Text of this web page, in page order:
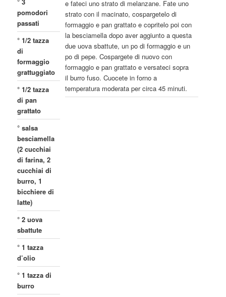
pomodori
passati
° 1/2 tazza
di
formaggio
grattuggiato
° 1/2 tazza
di pan
grattato
° salsa
besciamella
(2 cucchiai
di farina, 2
cucchiai di
burro, 1
bicchiere di
latte)
° 2 uova
sbattute
° 1 tazza
d’olio
° 1 tazza di
burro
e fateci uno strato di melanzane. Fate uno
strato con il macinato, cospargetelo di
formaggio e pan grattato e copritelo poi con
la besciamella dopo aver aggiunto a questa
due uova sbattute, un po di formaggio e un
po di pepe. Cospargete di nuovo con
formaggio e pan grattato e versateci sopra
il burro fuso. Cuocete in forno a
temperatura moderata per circa 45 minuti.